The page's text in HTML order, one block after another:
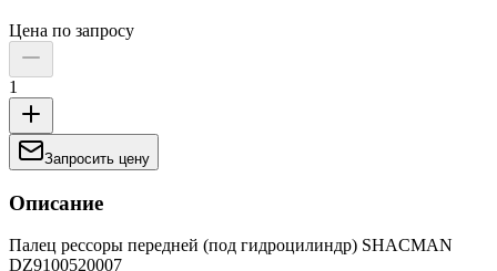
Цена по запросу
1
Запросить цену
Описание
Палец рессоры передней (под гидроцилиндр) SHACMAN
DZ9100520007